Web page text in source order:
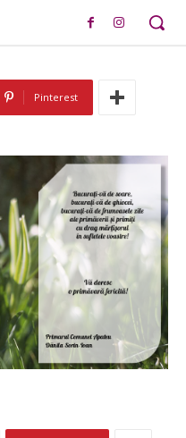
Pinterest